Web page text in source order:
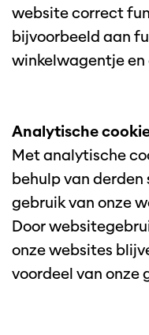
website correct
bijvoorbeeld aan
winkelwagentje en
Analytische
Met analytische
behulp van
gebruik van onze
Door
onze websites
voordeel van onze